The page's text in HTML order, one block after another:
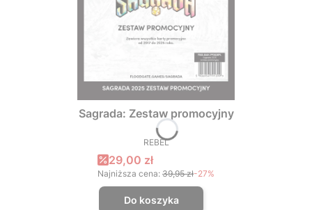
Sagrada: Zestaw promocyjny
PRODUCENT
REBEL
Cena promocyjna
29,00 zł
Najniższa cena: 39,95 zł-27%
Do koszyka